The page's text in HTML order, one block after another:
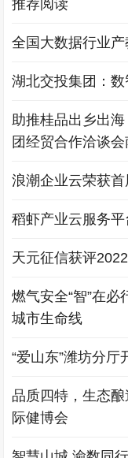
推荐阅读
全国大数据行业
湖北交投集团：
助推桂品出乡出
团经贸合作洽谈
浪潮企业云荣获首
稻虾产业云服务平
天元征信获评
燃气安全“智”在
城市生命线
“爱山东”潍坊分厅
品质四特，生态
际健博会